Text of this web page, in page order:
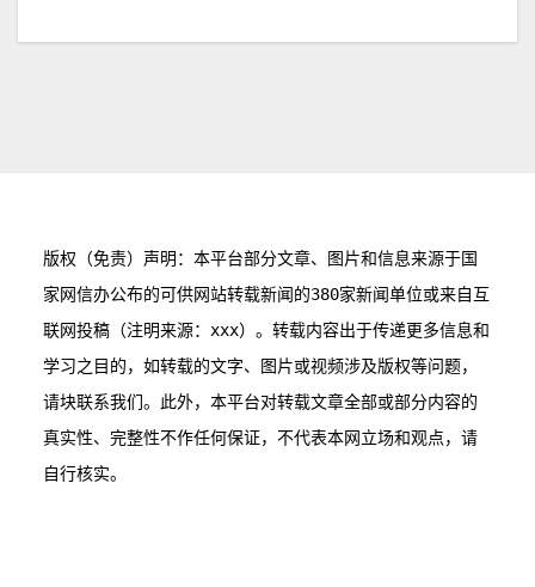
版权（免责）声明：本平台部分文章、图片和信息来源于国
家网信办公布的可供网站转载新闻的380家新闻单位或来自互
联网投稿（注明来源：xxx）。转载内容出于传递更多信息和
学习之目的，如转载的文字、图片或视频涉及版权等问题，
请块联系我们。此外，本平台对转载文章全部或部分内容的
真实性、完整性不作任何保证，不代表本网立场和观点，请